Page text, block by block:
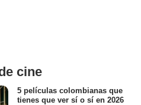
cine
5 películas colombianas que
tienes que ver sí o sí en 2026